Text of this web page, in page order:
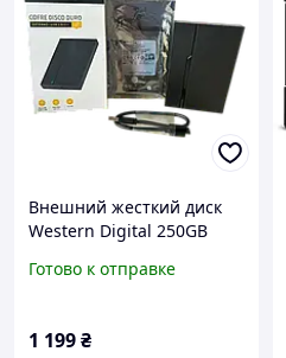
Внешний жесткий диск
Western Digital 250GB
Готово к отправке
1 199₴